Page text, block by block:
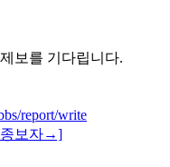
보를 기다립니다.
report/write
종보자→]